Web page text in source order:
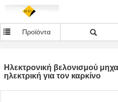
Προϊόντα
Ηλεκτρονική βελονισμού
ηλεκτρική για τον καρκίνο